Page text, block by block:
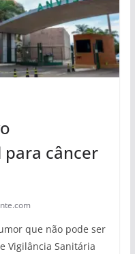
câncer
que não pode ser
Vigilância Sanitária